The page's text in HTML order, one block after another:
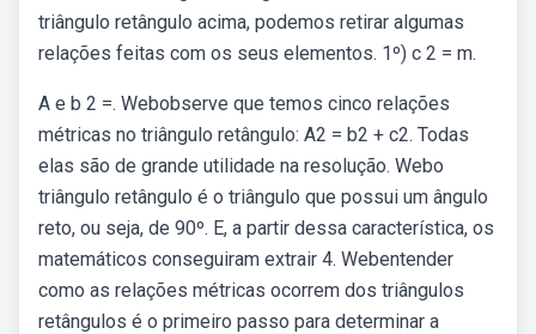
triângulo retângulo acima, podemos retirar algumas
relações feitas com os seus elementos. 1º) c 2 = m.
A e b 2 =. Webobserve que temos cinco relações
métricas no triângulo retângulo: A2 = b2 + c2. Todas
elas são de grande utilidade na resolução. Webo
triângulo retângulo é o triângulo que possui um ângulo
reto, ou seja, de 90º. E, a partir dessa característica, os
matemáticos conseguiram extrair 4. Webentender
como as relações métricas ocorrem dos triângulos
retângulos é o primeiro passo para determinar a